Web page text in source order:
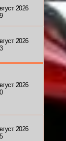
2026
2026
2026
2026